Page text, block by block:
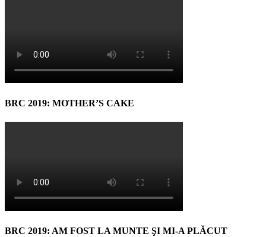
BRC 2019: MOTHER’S CAKE
BRC 2019: AM FOST LA MUNTE ŞI MI-A PLĂCUT